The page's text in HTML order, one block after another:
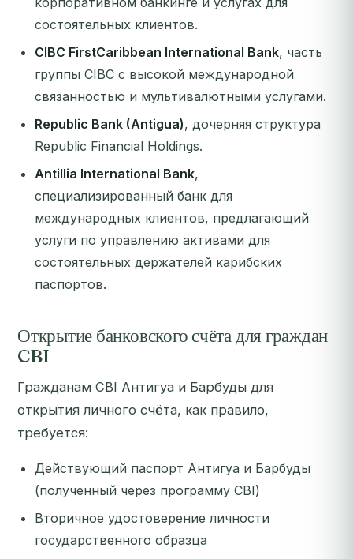
состоятельных клиентов.
CIBC FirstCaribbean International Bank, часть
группы CIBC с высокой международной
связанностью и мультивалютными услугами.
Republic Bank (Antigua), дочерняя структура
Republic Financial Holdings.
Antillia International Bank,
специализированный банк для
международных клиентов, предлагающий
услуги по управлению активами для
состоятельных держателей карибских
паспортов.
Открытие банковского счёта для граждан
CBI
Гражданам CBI Антигуа и Барбуды для
открытия личного счёта, как правило,
требуется:
Действующий паспорт Антигуа и Барбуды
(полученный через программу CBI)
Вторичное удостоверение личности
государственного образца